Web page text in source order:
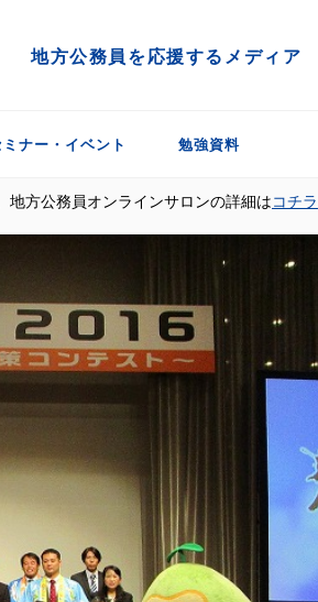
地方公務員を応援するメディア
ミナー・イベント 勉強資料
方公務員オンラインサロンの詳細はコチラ